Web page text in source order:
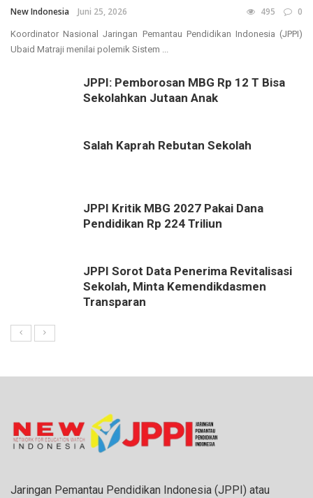
New Indonesia Juni 25, 2026 495 0
Koordinator Nasional Jaringan Pemantau Pendidikan Indonesia (JPPI)
Ubaid Matraji menilai polemik Sistem ...
JPPI: Pemborosan MBG Rp 12 T Bisa
Sekolahkan Jutaan Anak
Salah Kaprah Rebutan Sekolah
JPPI Kritik MBG 2027 Pakai Dana
Pendidikan Rp 224 Triliun
JPPI Sorot Data Penerima Revitalisasi
Sekolah, Minta Kemendikdasmen
Transparan
Jaringan Pemantau Pendidikan Indonesia (JPPI) atau